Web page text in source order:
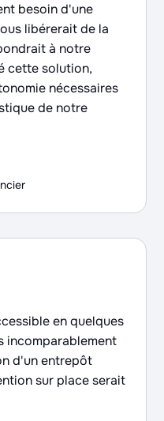
besoin d'une
libérerait de la
à notre
cette solution,
nécessaires
de notre
en quelques
incomparablement
d'un entrepôt
sur place serait